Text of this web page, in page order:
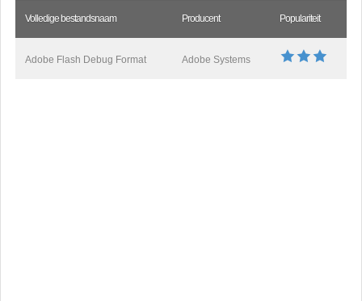
Volledige bestandsnaam Producent Populariteit
Adobe Flash Debug Format Adobe Systems